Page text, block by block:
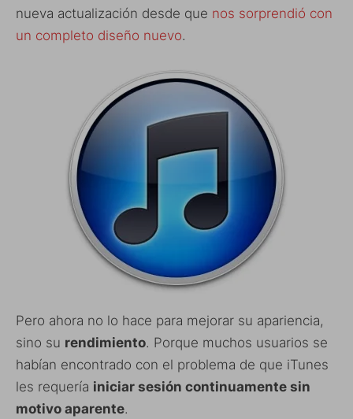
nueva actualización desde que nos sorprendió con
un completo diseño nuevo.
Pero ahora no lo hace para mejorar su apariencia,
sino su rendimiento. Porque muchos usuarios se
habían encontrado con el problema de que iTunes
les requería iniciar sesión continuamente sin
motivo aparente.